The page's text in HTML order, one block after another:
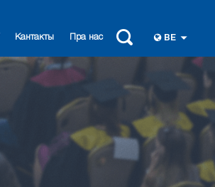
Кантакты Пра нас BE